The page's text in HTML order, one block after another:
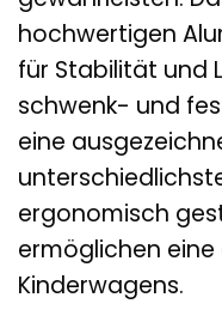
hochwertigen
für Stabilität und
schwenk- und
eine
ergonomisch
ermöglichen
Kinderwagens.